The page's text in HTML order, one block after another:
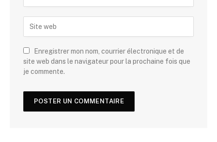
Enregistrer mon nom, courrier électronique et de
site web dans le navigateur pour la prochaine fois que
je commente.